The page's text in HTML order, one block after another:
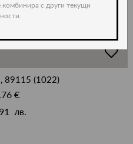
в
89115 (1022)
€
лв.
комбинира с други текущи